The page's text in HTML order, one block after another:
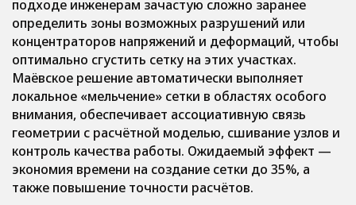
подходе инженерам зачастую сложно заранее
определить зоны возможных разрушений или
концентраторов напряжений и деформаций, чтобы
оптимально сгустить сетку на этих участках.
Маёвское решение автоматически выполняет
локальное «мельчение» сетки в областях особого
внимания, обеспечивает ассоциативную связь
геометрии с расчётной моделью, сшивание узлов и
контроль качества работы. Ожидаемый эффект —
экономия времени на создание сетки до 35%, а
также повышение точности расчётов.